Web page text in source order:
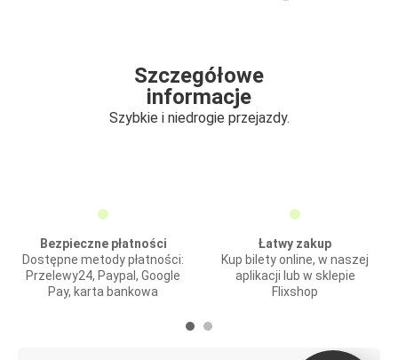
Szczegółowe
informacje
Szybkie i niedrogie przejazdy.
Bezpieczne płatności
Dostępne metody płatności:
Przelewy24, Paypal, Google
Pay, karta bankowa
Łatwy zakup
Kup bilety online, w naszej
aplikacji lub w sklepie
Flixshop